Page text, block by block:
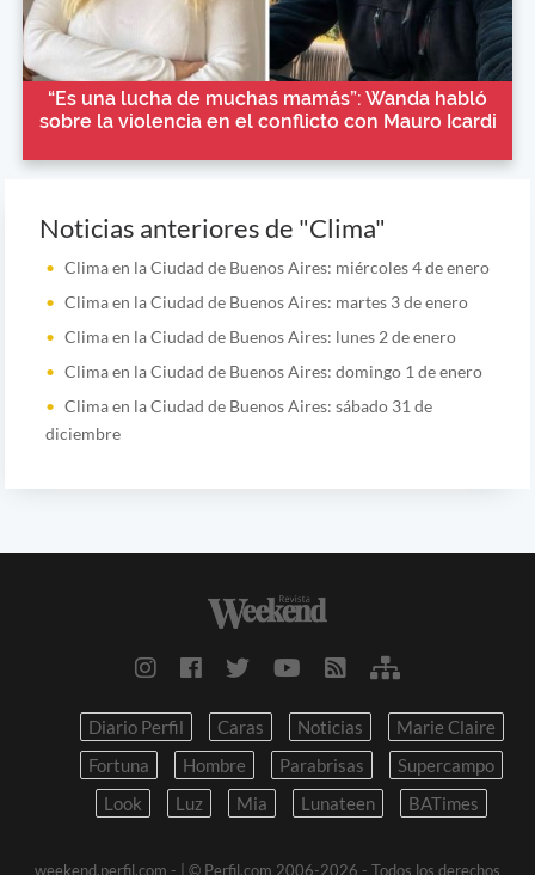
“Es una lucha de muchas mamás”: Wanda habló
sobre la violencia en el conflicto con Mauro Icardi
Noticias anteriores de "Clima"
Clima en la Ciudad de Buenos Aires: miércoles 4 de enero
Clima en la Ciudad de Buenos Aires: martes 3 de enero
Clima en la Ciudad de Buenos Aires: lunes 2 de enero
Clima en la Ciudad de Buenos Aires: domingo 1 de enero
Clima en la Ciudad de Buenos Aires: sábado 31 de
diciembre
Diario Perfil Caras Noticias
Marie Claire
Fortuna
Hombre Parabrisas
Supercampo
Look
Luz Mia Lunateen BATimes
weekend.perfil.com - | © Perfil.com 2006-2026 - Todos los derechos